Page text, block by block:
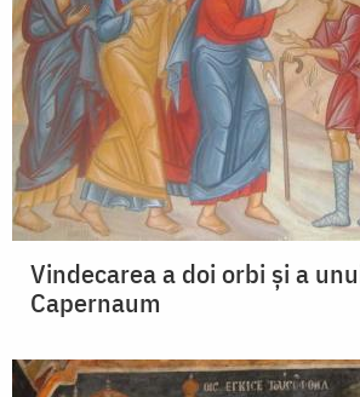
Vindecarea a doi orbi și a
Capernaum